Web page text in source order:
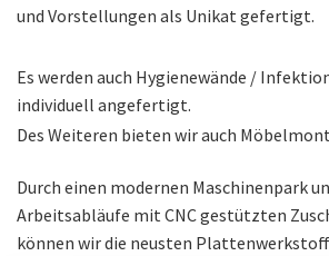
und Vorstellungen als Unikat gefertigt.
Es werden auch Hygienewände /
individuell angefertigt.
Des Weiteren bieten wir auch
Durch einen modernen Maschinenpark
Arbeitsabläufe mit CNC gestützten
können wir die neusten